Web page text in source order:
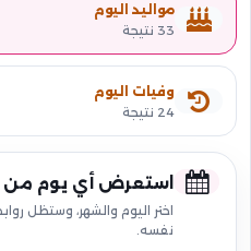
مواليد اليوم
33 نتيجة
وفيات اليوم
24 نتيجة
استعرض أي يوم من
اختر اليوم والشهر، وستظل
نفسه.